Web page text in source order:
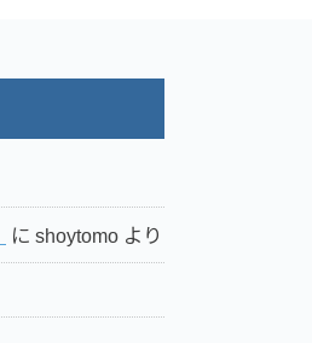
に shoytomo より